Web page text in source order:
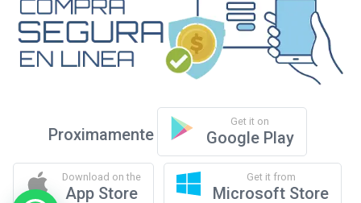
Proximamente
Get it on
Google Play
Download on the
App Store
Get it from
Microsoft Store